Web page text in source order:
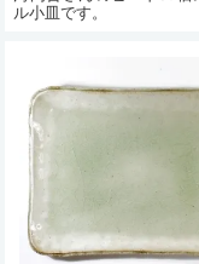
ル小皿です。